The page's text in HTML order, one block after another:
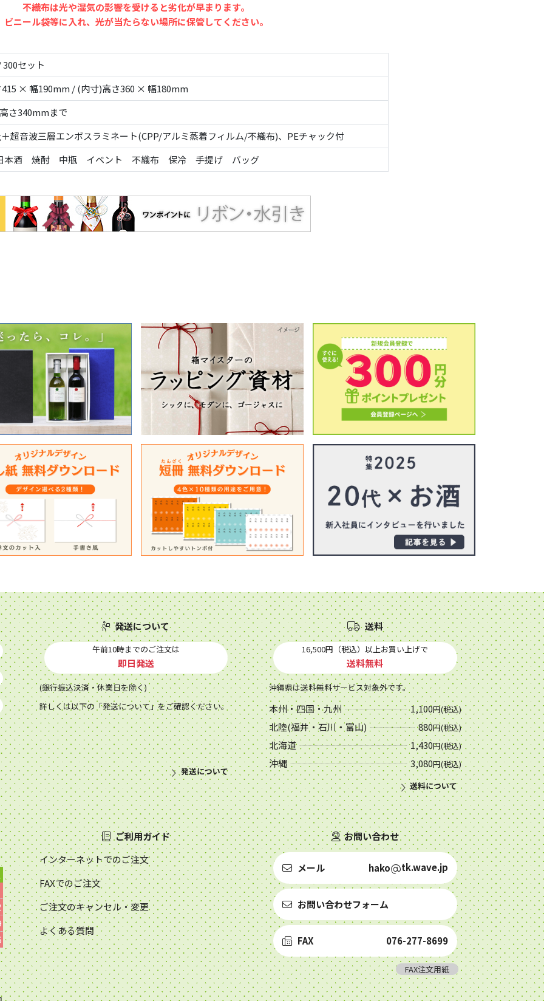
不織布は光や湿気の影響を受けると劣化が早まります。
ビニール袋等に入れ、光が当たらない場所に保管してください。
セット
× 幅190mm / (内寸)高さ360 × 幅180mm
さ340mmまで
超音波三層エンボスラミネート(CPP/アルミ蒸着フィルム/不織布)、PEチャック付
本酒 焼酎 中瓶 イベント 不織布 保冷 手提げ バッグ
発送について
午前10時までのご注文は
即日発送
(銀行振込決済・休業日を除く)
詳しくは以下の「発送について」をご確認ください。
発送について
送料
16,500円（税込）以上お買い上げで
送料無料
沖縄県は送料無料サービス対象外です。
本州・四国・九州 1,100円(税込)
北陸(福井・石川・富山) 880円(税込)
北海道 1,430円(税込)
沖縄 3,080円(税込)
送料について
ご利用ガイド
インターネットでのご注文
FAXでのご注文
ご注文のキャンセル・変更
よくある質問
お問い合わせ
メール hako tk.wave.jp
お問い合わせフォーム
FAX 076-277-8699
FAX注文用紙